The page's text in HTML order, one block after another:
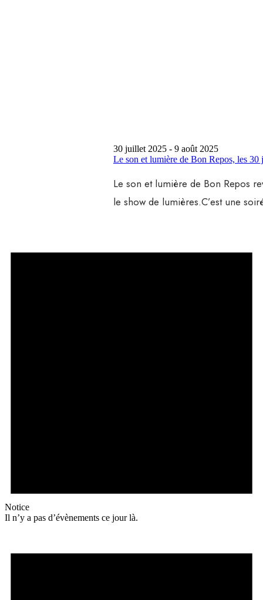
30 juillet 2025 - 9 août 2025
Le son et lumière de Bon Repos, les
Le son et lumière de Bon Repos
le show de lumières.C’est une
Notice
Il n’y a pas d’évènements ce jour là.